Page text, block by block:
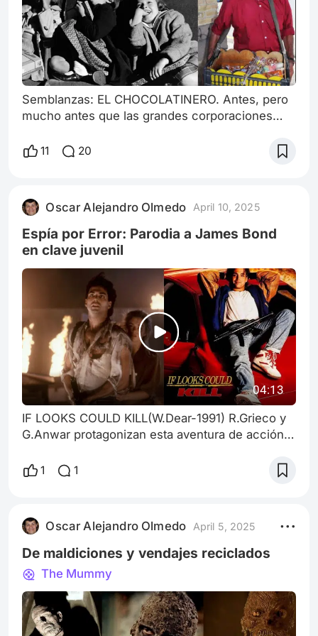
Semblanzas: EL CHOCOLATINERO. Antes, pero
mucho antes que las grandes corporaciones
enormes shoppings incluyeran salas de cine
Cinemark, etc), existían las salas
independientes, privadas o alguna con fondos
estatales(Cine Club Municipal). Establecidas por
lo general en el centro comercia
11 20
Oscar Alejandro Olmedo April 10, 2025
Espía por Error: Parodia a James Bond
en clave juvenil
04:13
IF LOOKS COULD KILL(W.Dear-1991) R.Grieco y
G.Anwar protagonizan esta aventura de acción
David Foster compone, produce y R.McAulay
crítica pero de paso exitoso por el VHS
1 1
Oscar Alejandro Olmedo April 5, 2025
De maldiciones y vendajes reciclados
The Mummy